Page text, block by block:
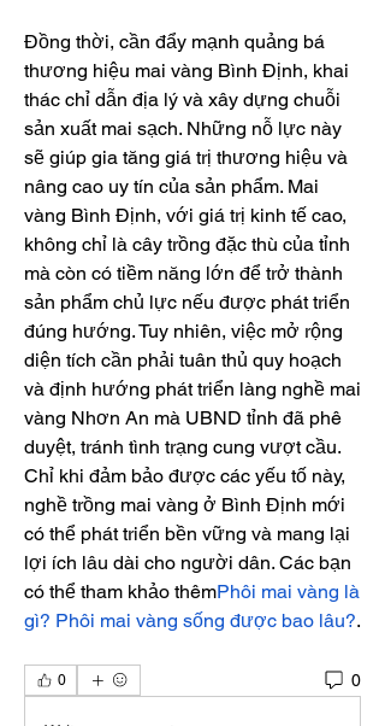
Đồng thời, cần đẩy mạnh quảng bá
thương hiệu mai vàng Bình Định, khai
thác chỉ dẫn địa lý và xây dựng chuỗi
sản xuất mai sạch. Những nỗ lực này
sẽ giúp gia tăng giá trị thương hiệu và
nâng cao uy tín của sản phẩm. Mai
vàng Bình Định, với giá trị kinh tế cao,
không chỉ là cây trồng đặc thù của tỉnh
mà còn có tiềm năng lớn để trở thành
sản phẩm chủ lực nếu được phát triển
đúng hướng. Tuy nhiên, việc mở rộng
diện tích cần phải tuân thủ quy hoạch
và định hướng phát triển làng nghề mai
vàng Nhơn An mà UBND tỉnh đã phê
duyệt, tránh tình trạng cung vượt cầu.
Chỉ khi đảm bảo được các yếu tố này,
nghề trồng mai vàng ở Bình Định mới
có thể phát triển bền vững và mang lại
lợi ích lâu dài cho người dân. Các bạn
có thể tham khảo thêmPhôi mai vàng là
gì? Phôi mai vàng sống được bao lâu?.
0 0